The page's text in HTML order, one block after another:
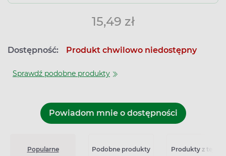
15,49 zł
Dostępność: Produkt chwilowo niedostępny
Sprawdź podobne produkty
Powiadom mnie o dostępności
Popularne Podobne produkty Produkty z tej